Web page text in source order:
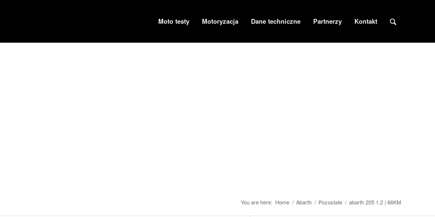
Moto testy Motoryzacja Dane techniczne Partnerzy Kontakt
You are here: Home / Abarth / Pozostałe / abarth 205 1.2 | 66KM